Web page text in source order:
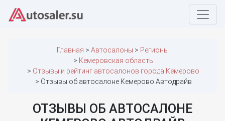
Главная Автосалоны
Регионы
Кемеровская область
Отзывы и рейтинг автосалонов города Кемерово
Отзывы об автосалоне Кемерово Автодрайв
ОТЗЫВЫ ОБ АВТОСАЛОНЕ